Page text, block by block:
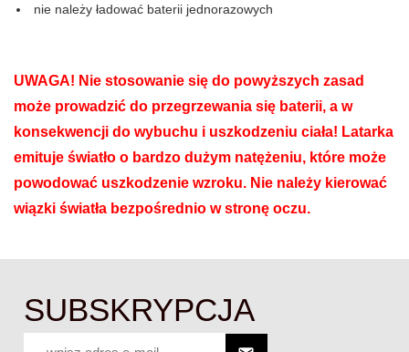
nie należy ładować baterii jednorazowych
UWAGA! Nie stosowanie się do powyższych zasad
może prowadzić do przegrzewania się baterii, a w
konsekwencji do wybuchu i uszkodzeniu ciała! Latarka
emituje światło o bardzo dużym natężeniu, które może
powodować uszkodzenie wzroku. Nie należy kierować
wiązki światła bezpośrednio w stronę oczu.
SUBSKRYPCJA